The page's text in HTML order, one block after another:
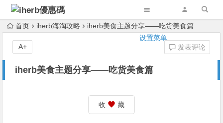
设置菜单
首页 iherb海淘攻略 iherb美食主题分享——吃货美食篇
iherb美食主题分享——吃货美食篇
发表评论
A+
收 藏